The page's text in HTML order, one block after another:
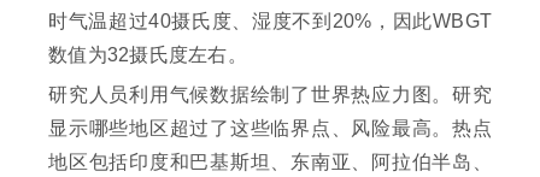
时气温超过40摄氏度、湿度不到20%，因此WBGT
数值为32摄氏度左右。
研究人员利用气候数据绘制了世界热应力图。研究
显示哪些地区超过了这些临界点、风险最高。热点
地区包括印度和巴基斯坦、东南亚、阿拉伯半岛、